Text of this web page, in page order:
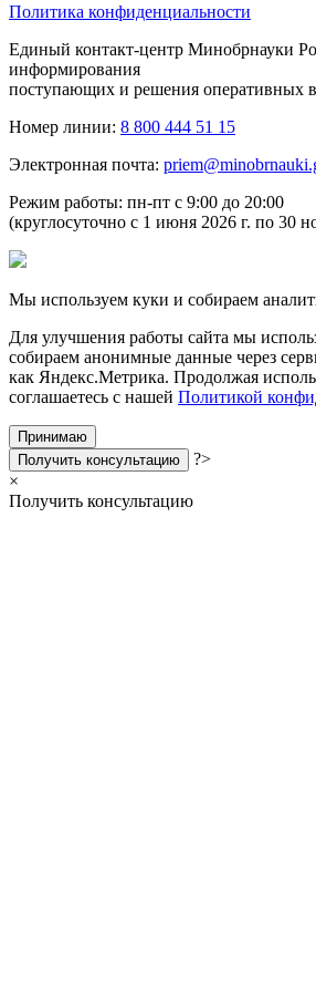
Политика конфиденциальности
Единый контакт-центр Минобрнауки
информирования
поступающих и решения оперативных
Номер линии: 8 800 444 51 15
Электронная почта:
Режим работы: пн-пт с 9:00 до 20:00
(круглосуточно с 1 июня 2026 г. по 30
Мы используем куки и собираем
Для улучшения работы сайта мы
собираем анонимные данные через
как Яндекс.Метрика. Продолжая
соглашаетесь с нашей Политикой
Принимаю
Получить консультацию
?>
×
Получить консультацию